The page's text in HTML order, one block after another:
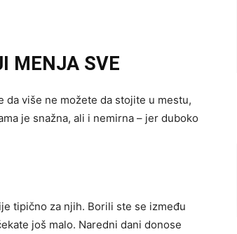
MENJA SVE
da više ne možete da stojite u mestu,
je snažna, ali i nemirna – jer duboko
tipično za njih. Borili ste se između
još malo. Naredni dani donose